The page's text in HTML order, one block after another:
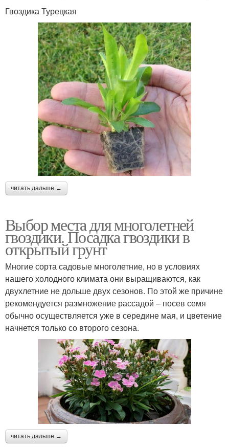
Гвоздика Турецкая
читать дальше →
Выбор места для многолетней
гвоздики. Посадка гвоздики в
открытый грунт
Многие сорта садовые многолетние, но в условиях
нашего холодного климата они выращиваются, как
двухлетние не дольше двух сезонов. По этой же причине
рекомендуется размножение рассадой – посев семя
обычно осуществляется уже в середине мая, и цветение
начнется только со второго сезона.
читать дальше →